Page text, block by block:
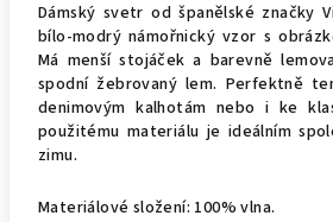
Dámský svetr od španělské značky
bílo-modrý námořnický vzor s
Má menší stojáček a barevně
spodní žebrovaný lem. Perfektně
denimovým kalhotám nebo i ke
použitému materiálu je ideálním
zimu.
Materiálové složení: 100% vlna.